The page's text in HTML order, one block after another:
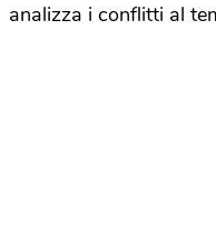
analizza i conflitti al